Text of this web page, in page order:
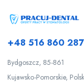
+48 516 860 287
Bydgoszcz, 85-861
Kujawsko-Pomorskie,